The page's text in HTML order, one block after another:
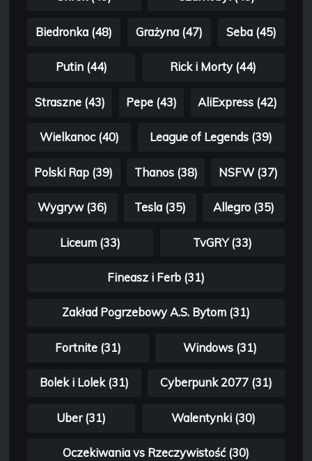
Biedronka (48) Grażyna (47) Seba (45)
Putin (44) Rick i Morty (44)
Straszne (43) Pepe (43) AliExpress (42)
Wielkanoc (40) League of Legends (39)
Polski Rap (39) Thanos (38) NSFW (37)
Wygryw (36) Tesla (35) Allegro (35)
Liceum (33) TvGRY (33)
Fineasz i Ferb (31)
Zakład Pogrzebowy A.S. Bytom (31)
Fortnite (31) Windows (31)
Bolek i Lolek (31) Cyberpunk 2077 (31)
Uber (31) Walentynki (30)
Oczekiwania vs Rzeczywistość (30)